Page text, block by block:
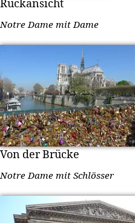
Rückansicht
Notre Dame mit Dame
Von der Brücke
Notre Dame mit Schlösser